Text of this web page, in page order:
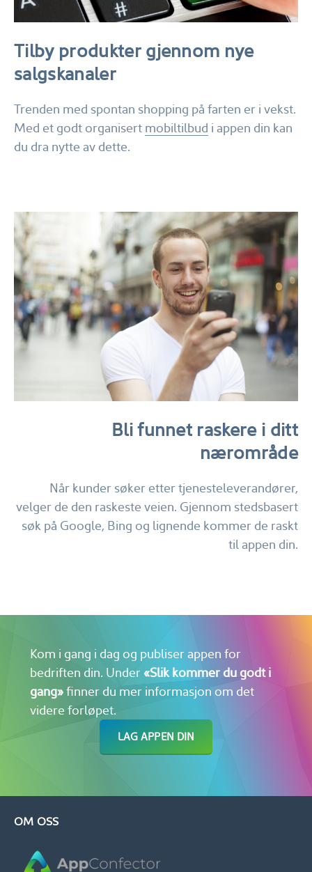
Tilby produkter gjennom nye
salgskanaler
Trenden med spontan shopping på farten er i vekst.
Med et godt organisert mobiltilbud i appen din kan
du dra nytte av dette.
Bli funnet raskere i ditt
nærområde
Når kunder søker etter tjenesteleverandører,
velger de den raskeste veien. Gjennom stedsbasert
søk på Google, Bing og lignende kommer de raskt
til appen din.
Kom i gang i dag og publiser appen for
bedriften din. Under «Slik kommer du godt i
gang»finner du mer informasjon om det
videre forløpet.
LAG APPEN DIN
OM OSS